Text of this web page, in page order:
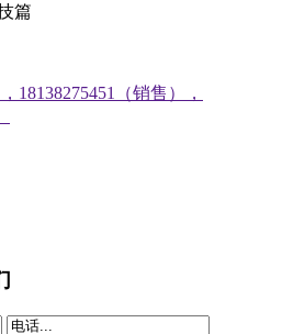
篇
18138275451（销售），